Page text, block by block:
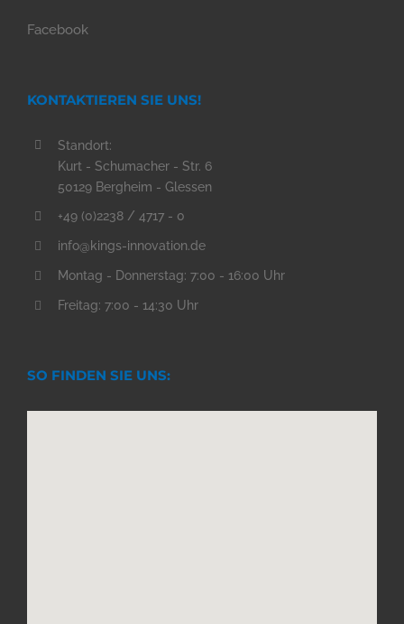
Facebook
KONTAKTIEREN SIE UNS!
Standort:
Kurt - Schumacher - Str. 6
50129 Bergheim - Glessen
+49 (0)2238 / 4717 - 0
info@kings-innovation.de
Montag - Donnerstag: 7:00 - 16:00 Uhr
Freitag: 7:00 - 14:30 Uhr
SO FINDEN SIE UNS: